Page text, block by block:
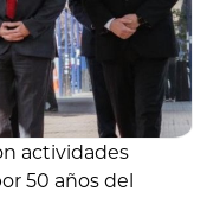
actividades
50 años del